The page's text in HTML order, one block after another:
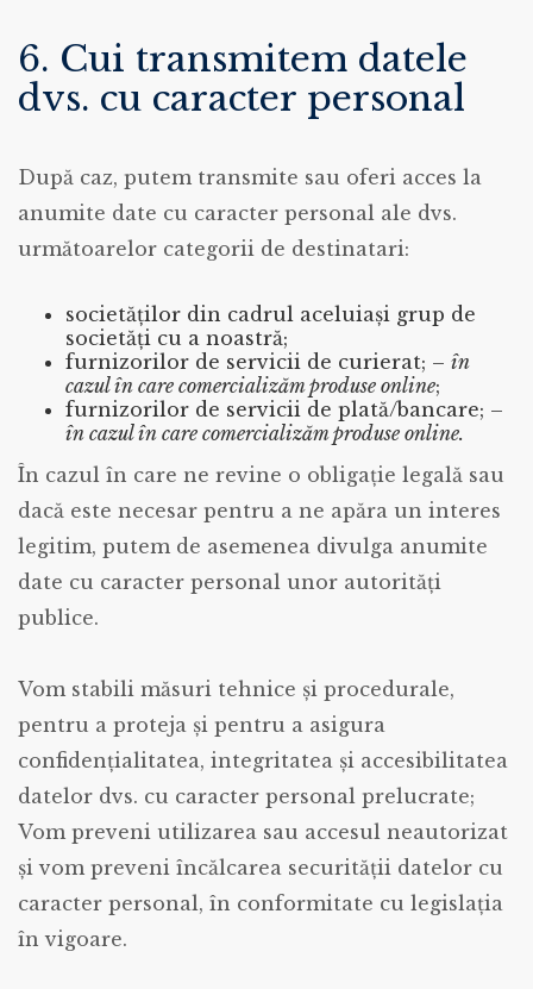
6. Cui transmitem datele
dvs. cu caracter personal
După caz, putem transmite sau oferi acces la
anumite date cu caracter personal ale dvs.
următoarelor categorii de destinatari:
societăților din cadrul aceluiași grup de
societăți cu a noastră;
furnizorilor de servicii de curierat; – în
cazul în care comercializăm produse online;
furnizorilor de servicii de plată/bancare; –
în cazul în care comercializăm produse online.
În cazul în care ne revine o obligație legală sau
dacă este necesar pentru a ne apăra un interes
legitim, putem de asemenea divulga anumite
date cu caracter personal unor autorități
publice.
Vom stabili măsuri tehnice și procedurale,
pentru a proteja și pentru a asigura
confidențialitatea, integritatea și accesibilitatea
datelor dvs. cu caracter personal prelucrate;
Vom preveni utilizarea sau accesul neautorizat
şi vom preveni încălcarea securității datelor cu
caracter personal, în conformitate cu legislaţia
în vigoare.